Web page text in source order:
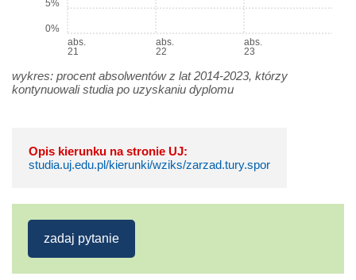
abs.
21
abs.
22
abs.
23
0%
5%
wykres: procent absolwentów z lat 2014-2023, którzy
kontynuowali studia po uzyskaniu dyplomu
Opis kierunku na stronie UJ:
studia.uj.edu.pl/kierunki/wziks/zarzad.tury.spor
zadaj pytanie